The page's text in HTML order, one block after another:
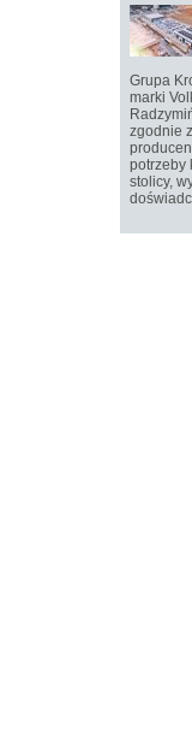
Grupa
marki
zgodnie
potrzeby
stolicy,